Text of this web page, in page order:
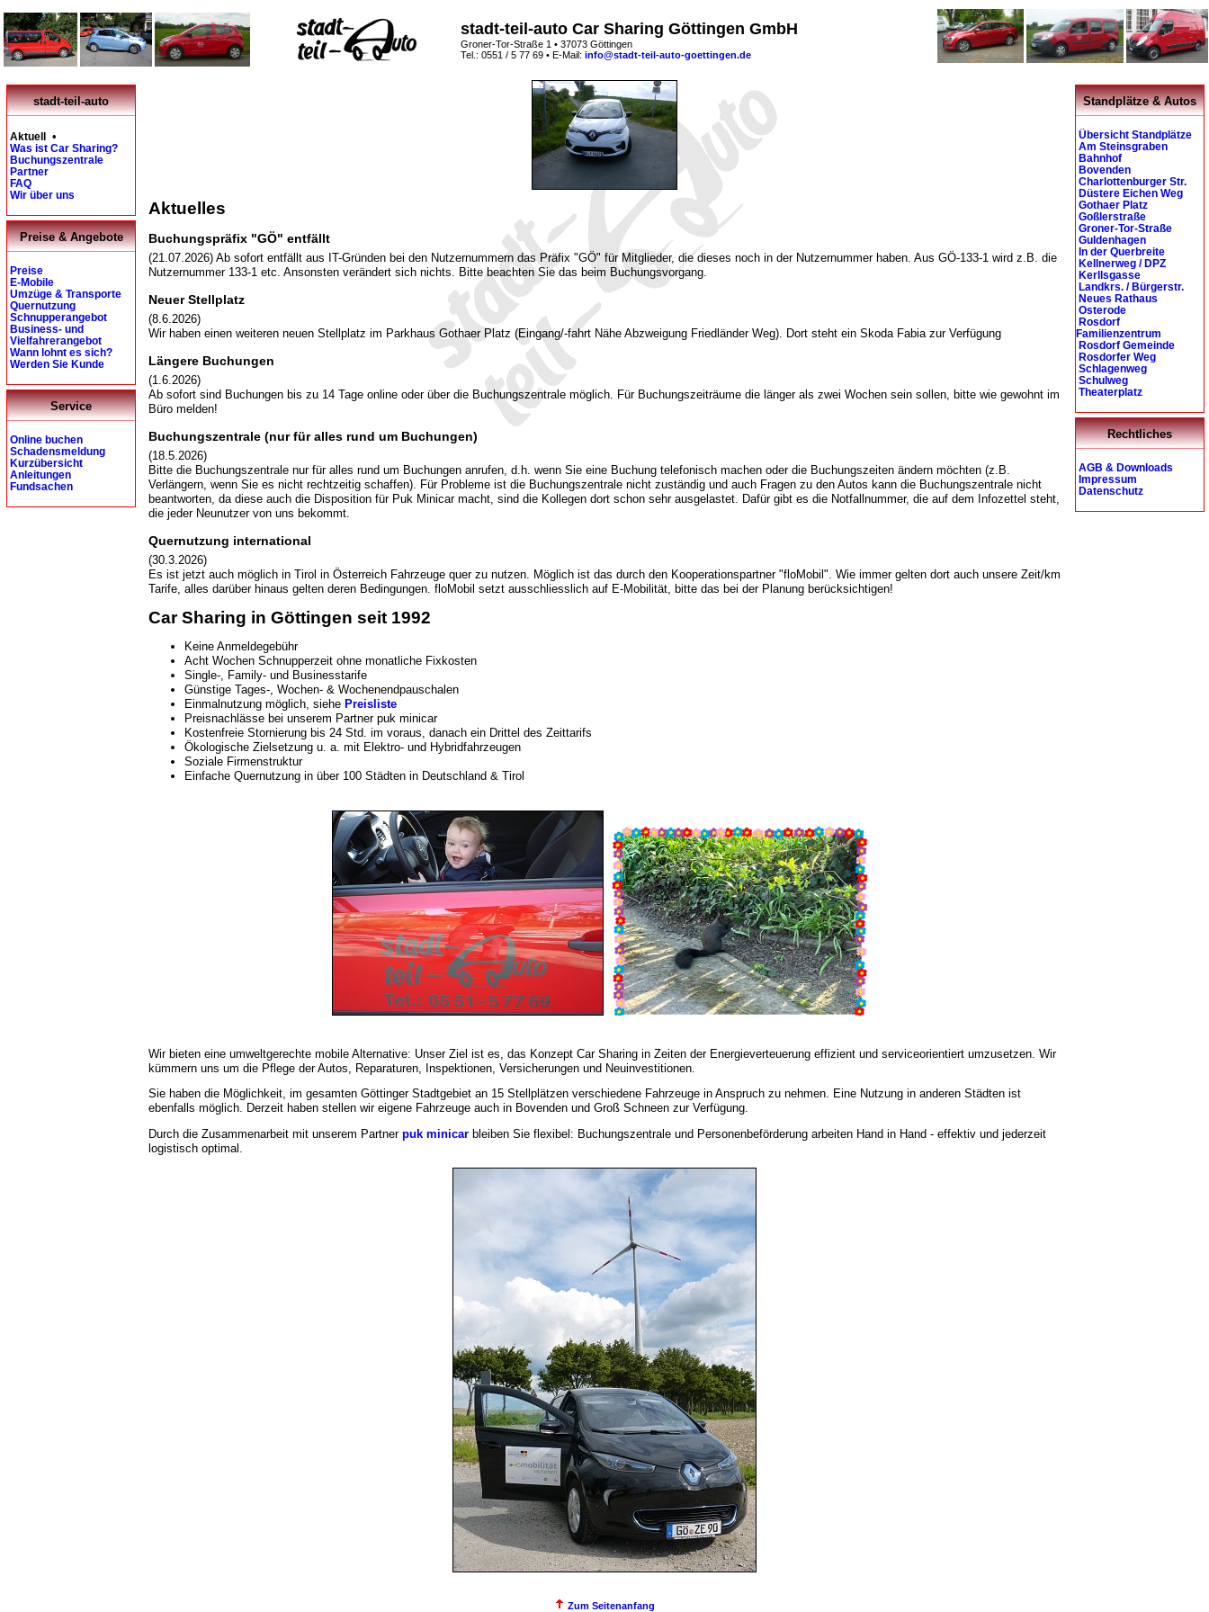
stadt-teil-auto Car Sharing Göttingen GmbH
Groner-Tor-Straße 1 • 37073 Göttingen
Tel.: 0551 / 5 77 69 • E-Mail: info@stadt-teil-auto-goettingen.de
stadt-teil-auto
Aktuell •
Was ist Car Sharing?
Buchungszentrale
Partner
FAQ
Wir über uns
Preise & Angebote
Preise
E-Mobile
Umzüge & Transporte
Quernutzung
Schnupperangebot
Business- und
Vielfahrerangebot
Wann lohnt es sich?
Werden Sie Kunde
Service
Online buchen
Schadensmeldung
Kurzübersicht
Anleitungen
Fundsachen
Aktuelles
Buchungspräfix "GÖ" entfällt
(21.07.2026) Ab sofort entfällt aus IT-Gründen bei den Nutzernummern das Präfix "GÖ" für Mitglieder, die dieses noch in der Nutzernummer haben. Aus GÖ-133-1 wird z.B. die
Nutzernummer 133-1 etc. Ansonsten verändert sich nichts. Bitte beachten Sie das beim Buchungsvorgang.
Neuer Stellplatz
(8.6.2026)
Wir haben einen weiteren neuen Stellplatz im Parkhaus Gothaer Platz (Eingang/-fahrt Nähe Abzweigung Friedländer Weg). Dort steht ein Skoda Fabia zur Verfügung
Längere Buchungen
(1.6.2026)
Ab sofort sind Buchungen bis zu 14 Tage online oder über die Buchungszentrale möglich. Für Buchungszeiträume die länger als zwei Wochen sein sollen, bitte wie gewohnt im
Büro melden!
Buchungszentrale (nur für alles rund um Buchungen)
(18.5.2026)
Bitte die Buchungszentrale nur für alles rund um Buchungen anrufen, d.h. wenn Sie eine Buchung telefonisch machen oder die Buchungszeiten ändern möchten (z.B.
Verlängern, wenn Sie es nicht rechtzeitig schaffen). Für Probleme ist die Buchungszentrale nicht zuständig und auch Fragen zu den Autos kann die Buchungszentrale nicht
beantworten, da diese auch die Disposition für Puk Minicar macht, sind die Kollegen dort schon sehr ausgelastet. Dafür gibt es die Notfallnummer, die auf dem Infozettel steht,
die jeder Neunutzer von uns bekommt.
Quernutzung international
(30.3.2026)
Es ist jetzt auch möglich in Tirol in Österreich Fahrzeuge quer zu nutzen. Möglich ist das durch den Kooperationspartner "floMobil". Wie immer gelten dort auch unsere Zeit/km
Tarife, alles darüber hinaus gelten deren Bedingungen. floMobil setzt ausschliesslich auf E-Mobilität, bitte das bei der Planung berücksichtigen!
Car Sharing in Göttingen seit 1992
Keine Anmeldegebühr
Acht Wochen Schnupperzeit ohne monatliche Fixkosten
Single-, Family- und Businesstarife
Günstige Tages-, Wochen- & Wochenendpauschalen
Einmalnutzung möglich, siehe Preisliste
Preisnachlässe bei unserem Partner puk minicar
Kostenfreie Stornierung bis 24 Std. im voraus, danach ein Drittel des Zeittarifs
Ökologische Zielsetzung u. a. mit Elektro- und Hybridfahrzeugen
Soziale Firmenstruktur
Einfache Quernutzung in über 100 Städten in Deutschland & Tirol
Wir bieten eine umweltgerechte mobile Alternative: Unser Ziel ist es, das Konzept Car Sharing in Zeiten der Energieverteuerung effizient und serviceorientiert umzusetzen. Wir
kümmern uns um die Pflege der Autos, Reparaturen, Inspektionen, Versicherungen und Neuinvestitionen.
Sie haben die Möglichkeit, im gesamten Göttinger Stadtgebiet an 15 Stellplätzen verschiedene Fahrzeuge in Anspruch zu nehmen. Eine Nutzung in anderen Städten ist
ebenfalls möglich. Derzeit haben stellen wir eigene Fahrzeuge auch in Bovenden und Groß Schneen zur Verfügung.
Durch die Zusammenarbeit mit unserem Partner puk minicar bleiben Sie flexibel: Buchungszentrale und Personenbeförderung arbeiten Hand in Hand - effektiv und jederzeit
logistisch optimal.
Zum Seitenanfang
Standplätze & Autos
Übersicht Standplätze
Am Steinsgraben
Bahnhof
Bovenden
Charlottenburger Str.
Düstere Eichen Weg
Gothaer Platz
Goßlerstraße
Groner-Tor-Straße
Guldenhagen
In der Querbreite
Kellnerweg / DPZ
Kerllsgasse
Landkrs. / Bürgerstr.
Neues Rathaus
Osterode
Rosdorf
Familienzentrum
Rosdorf Gemeinde
Rosdorfer Weg
Schlagenweg
Schulweg
Theaterplatz
Rechtliches
AGB & Downloads
Impressum
Datenschutz